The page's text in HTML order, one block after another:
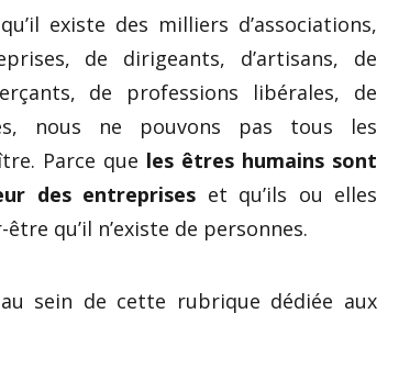
existe des milliers d’associations,
de dirigeants, d’artisans, de
de professions libérales, de
nous ne pouvons pas tous les
Parce que les êtres humains sont
des entreprises et qu’ils ou elles
qu’il n’existe de personnes.
sein de cette rubrique dédiée aux